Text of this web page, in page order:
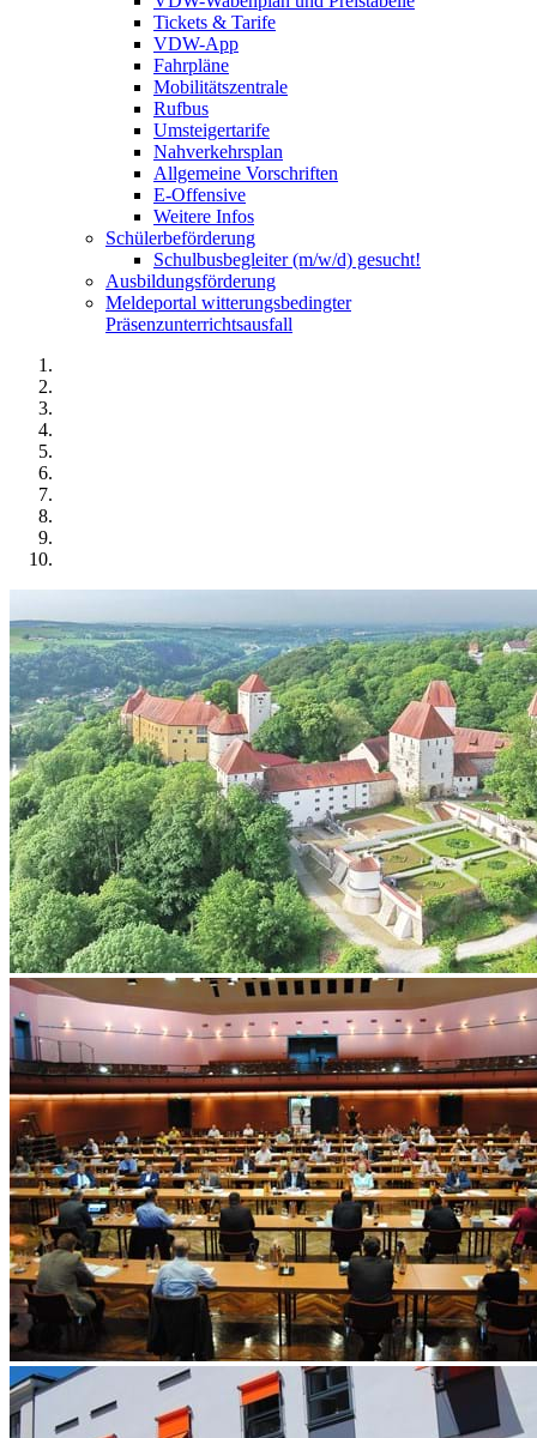
Tickets & Tarife
VDW-App
Fahrpläne
Mobilitätszentrale
Rufbus
Umsteigertarife
Nahverkehrsplan
Allgemeine Vorschriften
E-Offensive
Weitere Infos
Schülerbeförderung
Schulbusbegleiter (m/w/d) gesucht!
Ausbildungsförderung
Meldeportal witterungsbedingter
Präsenzunterrichtsausfall